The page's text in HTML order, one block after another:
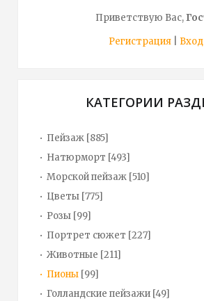
Приветствую Вас,
Регистрация
Вход
КАТЕГОРИИ
Пейзаж [885]
Натюрморт [493]
Морской пейзаж [510]
Цветы [775]
Розы [99]
Портрет сюжет [227]
Животные [211]
Пионы [99]
Голландские пейзажи [49]